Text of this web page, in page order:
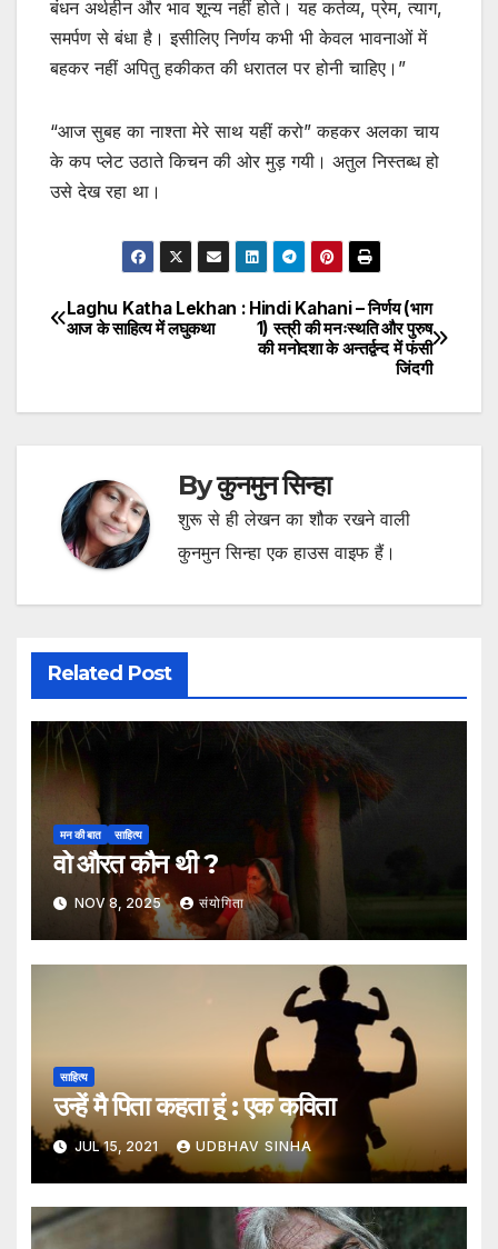
बंधन अर्थहीन और भाव शून्य नहीं होते। यह कर्तव्य, प्रेम, त्याग,
समर्पण से बंधा है। इसीलिए निर्णय कभी भी केवल भावनाओं में
बहकर नहीं अपितु हकीकत की धरातल पर होनी चाहिए।”
“आज सुबह का नाश्ता मेरे साथ यहीं करो” कहकर अलका चाय
के कप प्लेट उठाते किचन की ओर मुड़ गयी। अतुल निस्तब्ध हो
उसे देख रहा था।
Post
Hindi Kahani – निर्णय (भाग
1) स्त्री की मनःस्थति और पुरुष
की मनोदशा के अन्तर्द्वन्द में फंसी
जिंदगी
Laghu Katha Lekhan :
आज के साहित्य में लघुकथा
Byकुनमुन सिन्हा
शुरू से ही लेखन का शौक रखने वाली
कुनमुन सिन्हा एक हाउस वाइफ हैं।
Related Post
मन की बात साहित्य
वो औरत कौन थी ?
NOV 8, 2025 संयोगिता
साहित्य
उन्हें मै पिता कहता हूं : एक कविता
JUL 15, 2021 UDBHAV SINHA